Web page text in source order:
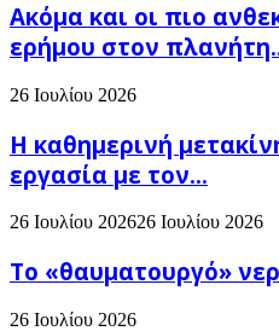
Ακόμα και οι πιο
ερήμου στον
26 Ιουλίου 2026
H καθημερινή
εργασία με τον...
26 Ιουλίου 202626 Ιουλίου 2026
Το «θαυματουργό»
26 Ιουλίου 2026